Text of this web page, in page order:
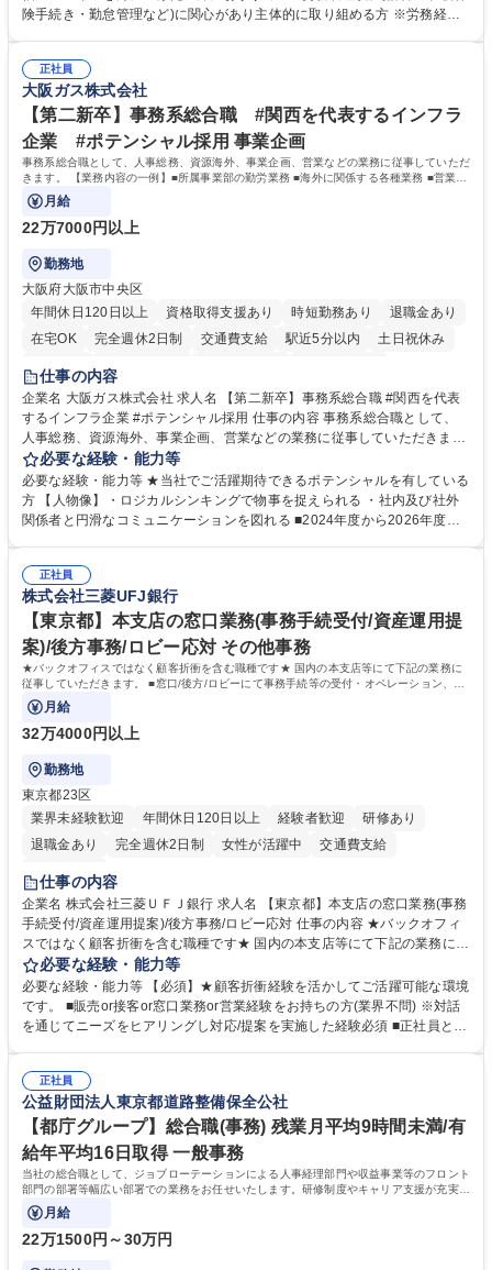
します。ご経験に応じて、休職者管理など、幅広く経験を積んでいただき
幅広く経験を積みたい意欲がある方に最適な環境です。 募集職種 【総
務・人事】未経験歓迎/日立グループ/組織運営を支えるゼネラリストを目
指す
険手続き・勤怠管理など)に関心があり主体的に取り組める方 ※労務経験
のご経験 ■労務管理（給与計算・社会保険手続き・勤怠管理など）の経験
■衛生管理者の資格をお持ちの方 学歴・資格 学歴：大学院 大学 高専 短大
専修学校 高校 語学力： 資格：
正社員
大阪ガス株式会社
【第二新卒】事務系総合職 #関西を代表するインフラ
企業 #ポテンシャル採用 事業企画
事務系総合職として、人事総務、資源海外、事業企画、営業などの業務に従事していただ
きます。 【業務内容の一例】■所属事業部の勤労業務 ■海外に関係する各種業務 ■営業部
門の企画スタッフ、ルート営業
月給
22万7000円以上
勤務地
大阪府大阪市中央区
年間休日120日以上
資格取得支援あり 時短勤務あり
退職金あり
在宅OK
完全週休2日制 交通費支給 駅近5分以内
土日祝休み
服装自由
第二新卒歓迎
仕事の内容
企業名 大阪ガス株式会社 求人名 【第二新卒】事務系総合職 #関西を代表
するインフラ企業 #ポテンシャル採用 仕事の内容 事務系総合職として、
人事総務、資源海外、事業企画、営業などの業務に従事していただきま
す。 【業務内容の一例】■所属事業部の勤労業務 ■海外に関係する各種業
務 ■営業部門の企画スタッフ、ルート営業 【キャリアパス】入社後の配属
ポジションで一定期間ご活躍頂いた後、本人の適性及び将来のキャリアを
鑑みてジョブローテーションを行います。 【育成】OJTでの現場育成や研
表するインフラ企業 #ポテンシャル採用
必要な経験・能力等
必要な経験・能力等 ★当社でご活躍期待できるポテンシャルを有している
方 【人物像】・ロジカルシンキングで物事を捉えられる ・社内及び社外
関係者と円滑なコミュニケーションを図れる ■2024年度から2026年度ま
72.html ■エネルギーセキュリティの不安定化や気候変動による自然災害の
甚大化など、これまで以上に社会課題解決の重要性が高まっています。
「未来の日常」の創造に向けて持続可能な社会の実現に貢献してまいりま
す。 学歴・資格 学歴：大学院 大学 語学力： 資格：
正社員
株式会社三菱UFJ銀行
【東京都】本支店の窓口業務(事務手続受付/資産運用提
案)/後方事務/ロビー応対 その他事務
★バックオフィスではなく顧客折衝を含む職種です★ 国内の本支店等にて下記の業務に
従事していただきます。 ■窓口/後方/ロビーにて事務手続等の受付・オペレーション、お
客様対応
月給
32万4000円以上
勤務地
東京都23区
業界未経験歓迎
年間休日120日以上 経験者歓迎
研修あり
退職金あり
完全週休2日制 女性が活躍中
交通費支給
土日祝休み
仕事の内容
企業名 株式会社三菱ＵＦＪ銀行 求人名 【東京都】本支店の窓口業務(事務
手続受付/資産運用提案)/後方事務/ロビー応対 仕事の内容 ★バックオフィ
スではなく顧客折衝を含む職種です★ 国内の本支店等にて下記の業務に従
事していただきます。 ■窓口/後方/ロビーにて事務手続等の受付・オペレ
ーション、お客様対応 ■窓口にて、ご来店された個人のお客様に対して金
融商品のご提案 ■効率的な事務運用の検討・構築等 ≪業務紹介：ご応募前
に必ずご覧ください≫ ※記事 https://www.mysite.bk.mufg.jp/career/circle/
必要な経験・能力等
必要な経験・能力等 【必須】★顧客折衝経験を活かしてご活躍可能な環境
です。 ■販売or接客or窓口業務or営業経験をお持ちの方(業界不問) ※対話
を通じてニーズをヒアリングし対応/提案を実施した経験必須 ■正社員とし
るので安心して入行いただけます。 幅広いキャリアの選択肢があり、公募
や社内副業等を活用し、 一人ひとりが挑戦できるカルチャーが浸透してい
ます。 学歴・資格 学歴：大学院 大学 高専 短大 専修学校 高校 語学力：
資格：
正社員
公益財団法人東京都道路整備保全公社
【都庁グループ】総合職(事務) 残業月平均9時間未満/有
給年平均16日取得 一般事務
当社の総合職として、ジョブローテーションによる人事経理部門や収益事業等のフロント
部門の部署等幅広い部署での業務をお任せいたします。研修制度やキャリア支援が充実し
ております！ ※下記業務詳細
月給
22万1500円～30万円